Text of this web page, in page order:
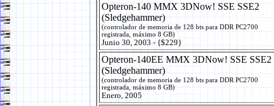
Opteron-140 MMX 3DNow! SSE SSE2
(Sledgehammer)
(controlador de memoria de 128 bts para DDR PC2700
registrada, máximo 8 GB)
Junio 30, 2003 - {$229}
Opteron-140EE MMX 3DNow! SSE SSE2
(Sledgehammer)
(controlador de memoria de 128 bts para DDR PC2700
registrada, máximo 8 GB)
Enero, 2005